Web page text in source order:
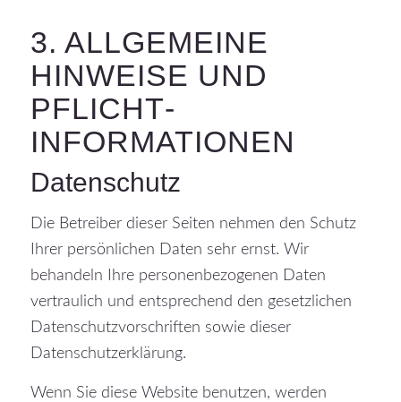
3. ALLGEMEINE
HINWEISE UND
PFLICHT­
INFORMATIONEN
Datenschutz
Die Betreiber dieser Seiten nehmen den Schutz
Ihrer persönlichen Daten sehr ernst. Wir
behandeln Ihre personenbezogenen Daten
vertraulich und entsprechend den gesetzlichen
Datenschutzvorschriften sowie dieser
Datenschutzerklärung.
Wenn Sie diese Website benutzen, werden